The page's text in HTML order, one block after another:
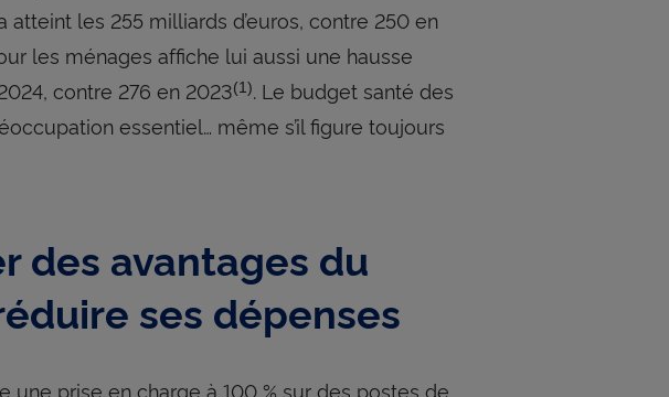
les 255 milliards d’euros, contre 250 en
les ménages affiche lui aussi une hausse
contre 276 en 2023(1). Le budget santé des
essentiel… même s’il figure toujours
des avantages du
ses dépenses
une prise en charge à 100 % sur des postes de